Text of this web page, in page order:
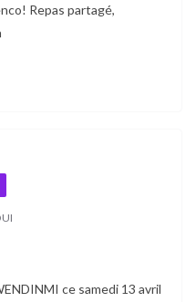
Repas partagé,
ce samedi 13 avril